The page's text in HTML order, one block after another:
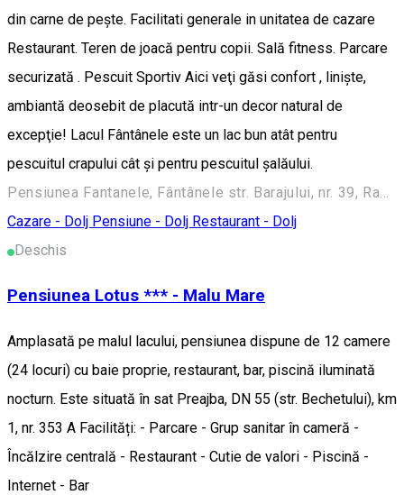
din carne de peşte. Facilitati generale in unitatea de cazare
Restaurant. Teren de joacă pentru copii. Sală fitness. Parcare
securizată . Pescuit Sportiv Aici veţi găsi confort , linişte,
ambiantă deosebit de placută intr-un decor natural de
excepţie! Lacul Fântânele este un lac bun atât pentru
pescuitul crapului cât şi pentru pescuitul şalăului.
Cazare - Dolj Pensiune - Dolj Restaurant - Dolj
Deschis
Pensiunea Lotus *** - Malu Mare
Amplasată pe malul lacului, pensiunea dispune de 12 camere
(24 locuri) cu baie proprie, restaurant, bar, piscină iluminată
nocturn. Este situată în sat Preajba, DN 55 (str. Bechetului), km
1, nr. 353 A Facilități: - Parcare - Grup sanitar în cameră -
Încălzire centrală - Restaurant - Cutie de valori - Piscină -
Internet - Bar